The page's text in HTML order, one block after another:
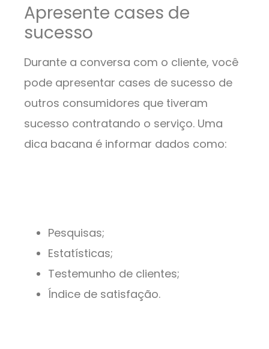
Apresente cases de
sucesso
Durante a conversa com o cliente, você
pode apresentar cases de sucesso de
outros consumidores que tiveram
sucesso contratando o serviço. Uma
dica bacana é informar dados como:
Pesquisas;
Estatísticas;
Testemunho de clientes;
Índice de satisfação.